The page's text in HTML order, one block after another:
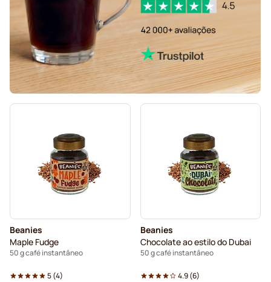
Beanies
Maple Fudge
50 g café instantâneo
5(4)
Beanies
Chocolate ao estilo do Dubai
50 g café instantâneo
4.9(6)